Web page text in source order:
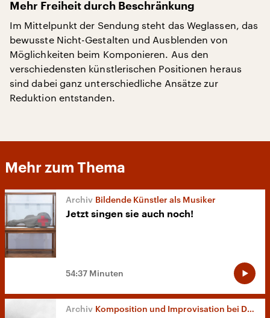
Mehr Freiheit durch Beschränkung
Im Mittelpunkt der Sendung steht das Weglassen, das
bewusste Nicht-Gestalten und Ausblenden von
Möglichkeiten beim Komponieren. Aus den
verschiedensten künstlerischen Positionen heraus
sind dabei ganz unterschiedliche Ansätze zur
Reduktion entstanden.
Mehr zum Thema
Bildende Künstler als Musiker
Jetzt singen sie auch noch!
54:37 Minuten
Komposition und Improvisation bei Daniel Matej